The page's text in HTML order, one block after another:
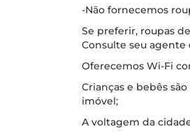
-Não fornecemos
Se preferir, roupas
Consulte seu agente
Oferecemos Wi-Fi
Crianças e bebês
imóvel;
A voltagem da